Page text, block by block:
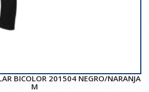
BICOLOR 201504 NEGRO/NARANJA
M